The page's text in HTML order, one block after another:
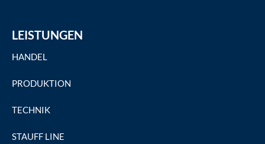
LEISTUNGEN
HANDEL
PRODUKTION
TECHNIK
STAUFF LINE